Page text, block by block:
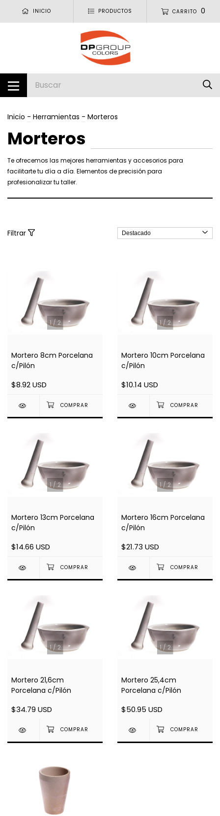
INICIO PRODUCTOS CARRITO 0
Inicio - Herramientas - Morteros
Morteros
Te ofrecemos las mejores herramientas y accesorios para
facilitarte tu día a día. Elementos de precisión para
profesionalizar tu taller.
Filtrar
1 /2
Mortero 8cm Porcelana
c/Pilón
$8.92 USD
1 /2
Mortero 10cm Porcelana
c/Pilón
$10.14 USD
1 /2
Mortero 13cm Porcelana
c/Pilón
$14.66 USD
1 /2
Mortero 16cm Porcelana
c/Pilón
$21.73 USD
1 /2
Mortero 21,6cm
Porcelana c/Pilón
$34.79 USD
1 /2
Mortero 25,4cm
Porcelana c/Pilón
$50.95 USD